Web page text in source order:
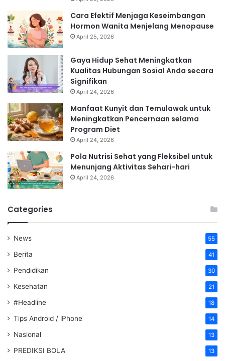
Cara Efektif Menjaga Keseimbangan
Hormon Wanita Menjelang Menopause
April 25, 2026
Gaya Hidup Sehat Meningkatkan
Kualitas Hubungan Sosial Anda secara
Signifikan
April 24, 2026
Manfaat Kunyit dan Temulawak untuk
Meningkatkan Pencernaan selama
Program Diet
April 24, 2026
Pola Nutrisi Sehat yang Fleksibel untuk
Menunjang Aktivitas Sehari-hari
April 24, 2026
Categories
News 55
Berita 41
Pendidikan 30
Kesehatan 21
#Headline 18
Tips Android / iPhone 14
Nasional 13
PREDIKSI BOLA 13